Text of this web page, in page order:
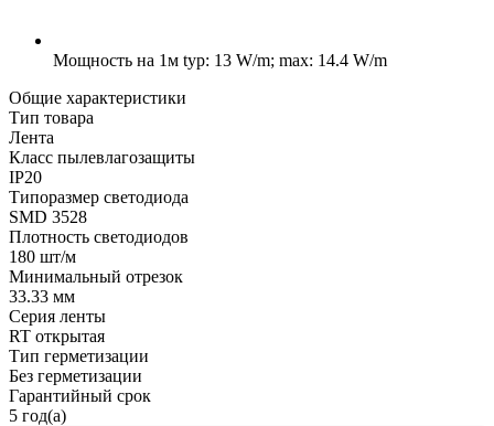
Мощность на 1м typ: 13 W/m; max: 14.4 W/m
Общие характеристики
Тип товара
Лента
Класс пылевлагозащиты
IP20
Типоразмер светодиода
SMD 3528
Плотность светодиодов
180 шт/м
Минимальный отрезок
33.33 мм
Серия ленты
RT открытая
Тип герметизации
Без герметизации
Гарантийный срок
5 год(а)